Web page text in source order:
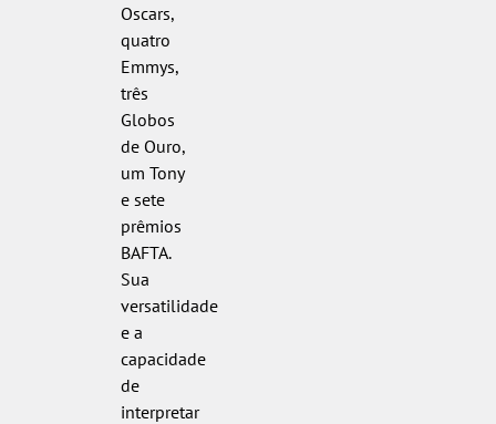
Oscars,
quatro
Emmys,
três
Globos
de Ouro,
um Tony
e sete
prêmios
BAFTA.
Sua
versatilidade
e a
capacidade
de
interpretar